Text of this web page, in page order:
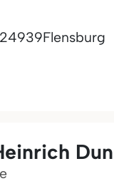
24939Flensburg